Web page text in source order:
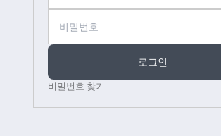
로그인
비밀번호 찾기